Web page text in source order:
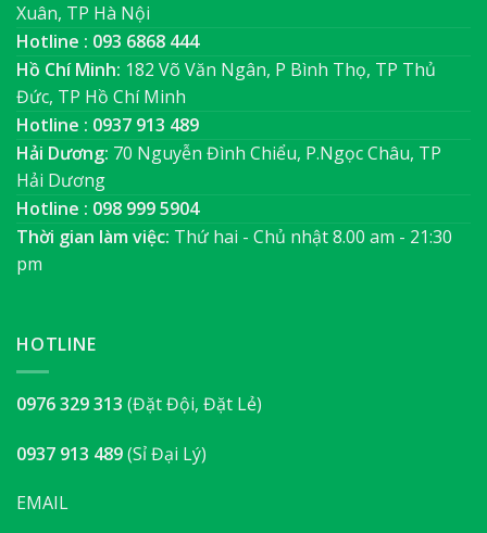
Xuân, TP Hà Nội
Hotline : 093 6868 444
Hồ Chí Minh: 182 Võ Văn Ngân, P Bình Thọ, TP Thủ
Đức, TP Hồ Chí Minh
Hotline : 0937 913 489
Hải Dương: 70 Nguyễn Đình Chiểu, P.Ngọc Châu, TP
Hải Dương
Hotline : 098 999 5904
Thời gian làm việc: Thứ hai - Chủ nhật 8.00 am - 21:30
pm
HOTLINE
0976 329 313 (Đặt Đội, Đặt Lẻ)
0937 913 489(Sỉ Đại Lý)
EMAIL